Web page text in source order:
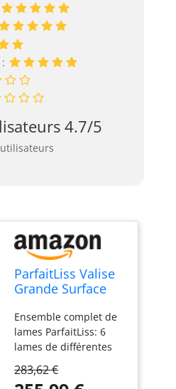
4.7/5
ParfaitLiss Valise
Grande Surface
Lames et Perche
Ensemble complet de
lames ParfaitLiss: 6
lames de différentes
60, 80 et 100 cm (Réf.
283,62 €